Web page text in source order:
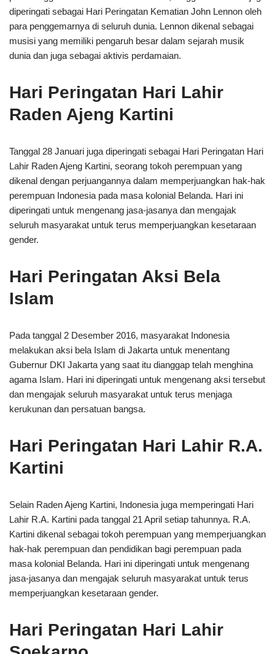
diperingati sebagai Hari Peringatan Kematian John Lennon oleh
para penggemarnya di seluruh dunia. Lennon dikenal sebagai
musisi yang memiliki pengaruh besar dalam sejarah musik
dunia dan juga sebagai aktivis perdamaian.
Hari Peringatan Hari Lahir
Raden Ajeng Kartini
Tanggal 28 Januari juga diperingati sebagai Hari Peringatan Hari
Lahir Raden Ajeng Kartini, seorang tokoh perempuan yang
dikenal dengan perjuangannya dalam memperjuangkan hak-hak
perempuan Indonesia pada masa kolonial Belanda. Hari ini
diperingati untuk mengenang jasa-jasanya dan mengajak
seluruh masyarakat untuk terus memperjuangkan kesetaraan
gender.
Hari Peringatan Aksi Bela
Islam
Pada tanggal 2 Desember 2016, masyarakat Indonesia
melakukan aksi bela Islam di Jakarta untuk menentang
Gubernur DKI Jakarta yang saat itu dianggap telah menghina
agama Islam. Hari ini diperingati untuk mengenang aksi tersebut
dan mengajak seluruh masyarakat untuk terus menjaga
kerukunan dan persatuan bangsa.
Hari Peringatan Hari Lahir R.A.
Kartini
Selain Raden Ajeng Kartini, Indonesia juga memperingati Hari
Lahir R.A. Kartini pada tanggal 21 April setiap tahunnya. R.A.
Kartini dikenal sebagai tokoh perempuan yang memperjuangkan
hak-hak perempuan dan pendidikan bagi perempuan pada
masa kolonial Belanda. Hari ini diperingati untuk mengenang
jasa-jasanya dan mengajak seluruh masyarakat untuk terus
memperjuangkan kesetaraan gender.
Hari Peringatan Hari Lahir